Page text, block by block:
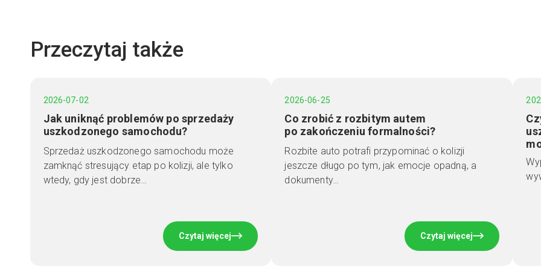
Przeczytaj także
2026-07-02
Jak uniknąć problemów po sprzedaży
uszkodzonego samochodu?
Sprzedaż uszkodzonego samochodu może
zamknąć stresujący etap po kolizji, ale tylko
wtedy, gdy jest dobrze…
Czytaj więcej
2026-06-25
Co zrobić z rozbitym autem
po zakończeniu formalności?
Rozbite auto potrafi przypominać o kolizji
jeszcze długo po tym, jak emocje opadną, a
dokumenty…
Czytaj więcej